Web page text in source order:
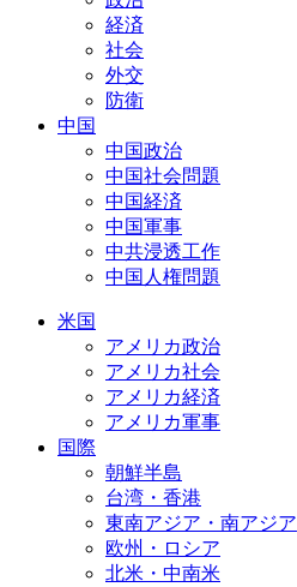
経済
社会
外交
防衛
中国
中国政治
中国社会問題
中国経済
中国軍事
中共浸透工作
中国人権問題
米国
アメリカ政治
アメリカ社会
アメリカ経済
アメリカ軍事
国際
朝鮮半島
台湾・香港
東南アジア・南アジア
欧州・ロシア
北米・中南米